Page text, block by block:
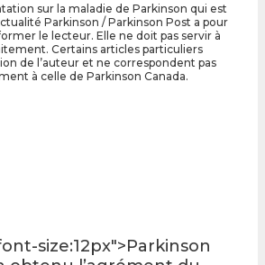
sur la maladie de Parkinson qui est
Parkinson / Parkinson Post a pour
le lecteur. Elle ne doit pas servir à
Certains articles particuliers
de l’auteur et ne correspondent pas
à celle de Parkinson Canada.
size:12px">Parkinson